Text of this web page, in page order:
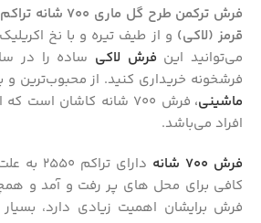
قرمز (لاکی) و از طیف تیره و با نخ
می‌توانید این فرش لاکی
فرشخونه خریداری کنید. از محبوب‌ترین
ماشینی،
فرش ۷۰۰ شانه کاشان است
افراد می‌باشد.
فرش 700 شانه
دارای
کافی برای محل‌ های پر رفت‌ و آمد و
فرش برایشان اهمیت زیادی دارد،